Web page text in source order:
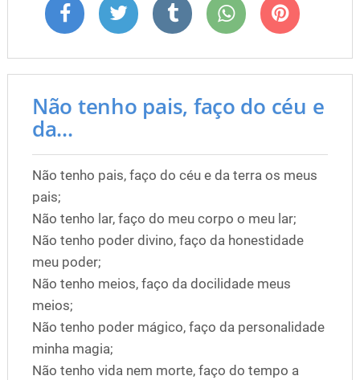
Não tenho pais, faço do céu e
da...
Não tenho pais, faço do céu e da terra os meus
pais;
Não tenho lar, faço do meu corpo o meu lar;
Não tenho poder divino, faço da honestidade
meu poder;
Não tenho meios, faço da docilidade meus
meios;
Não tenho poder mágico, faço da personalidade
minha magia;
Não tenho vida nem morte, faço do tempo a